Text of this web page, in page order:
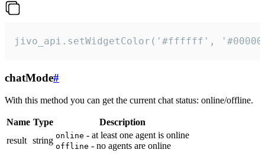
jivo_api.setWidgetColor('#ffffff',
chatMode#
With this method you can get the current chat status: online/offline.
Name Type
Description
result string online - at least one agent is online
offline - no agents are online